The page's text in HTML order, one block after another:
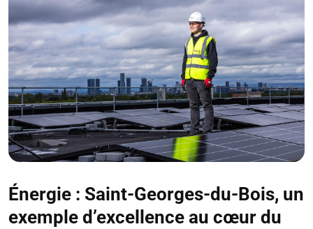
Énergie : Saint-Georges-du-Bois, un
exemple d’excellence au cœur du